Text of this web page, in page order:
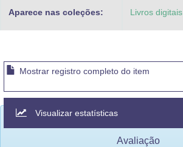
Aparece nas coleções: Livros digitais
Mostrar registro completo do item
Visualizar estatísticas
Avaliação